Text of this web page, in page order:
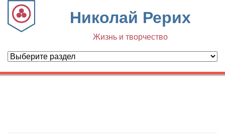
Николай Рерих
Жизнь и творчество